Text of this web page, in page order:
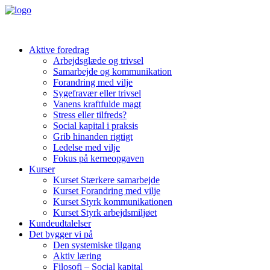
Aktive foredrag
Arbejdsglæde og trivsel
Samarbejde og kommunikation
Forandring med vilje
Sygefravær eller trivsel
Vanens kraftfulde magt
Stress eller tilfreds?
Social kapital i praksis
Grib hinanden rigtigt
Ledelse med vilje
Fokus på kerneopgaven
Kurser
Kurset Stærkere samarbejde
Kurset Forandring med vilje
Kurset Styrk kommunikationen
Kurset Styrk arbejdsmiljøet
Kundeudtalelser
Det bygger vi på
Den systemiske tilgang
Aktiv læring
Filosofi – Social kapital